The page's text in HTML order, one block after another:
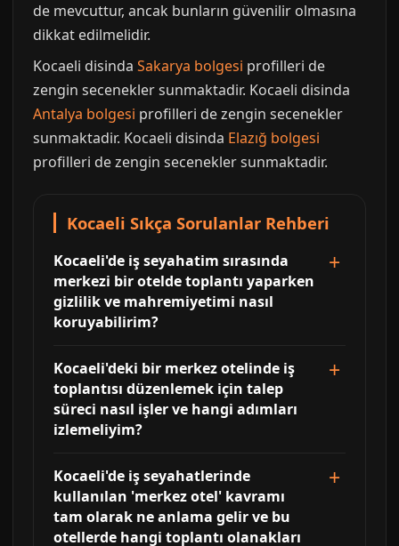
de mevcuttur, ancak bunların güvenilir olmasına
dikkat edilmelidir.
Kocaeli disinda Sakarya bolgesi profilleri de
zengin secenekler sunmaktadir. Kocaeli disinda
Antalya bolgesi profilleri de zengin secenekler
sunmaktadir. Kocaeli disinda Elazığ bolgesi
profilleri de zengin secenekler sunmaktadir.
Kocaeli Sıkça Sorulanlar Rehberi
Kocaeli'de iş seyahatim sırasında
merkezi bir otelde toplantı yaparken
gizlilik ve mahremiyetimi nasıl
koruyabilirim?
Kocaeli'deki bir merkez otelinde iş
toplantısı düzenlemek için talep
süreci nasıl işler ve hangi adımları
izlemeliyim?
Kocaeli'de iş seyahatlerinde
kullanılan 'merkez otel' kavramı
tam olarak ne anlama gelir ve bu
otellerde hangi toplantı olanakları